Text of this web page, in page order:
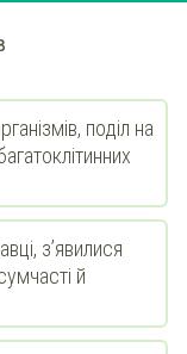
поділ на
з’явилися
й